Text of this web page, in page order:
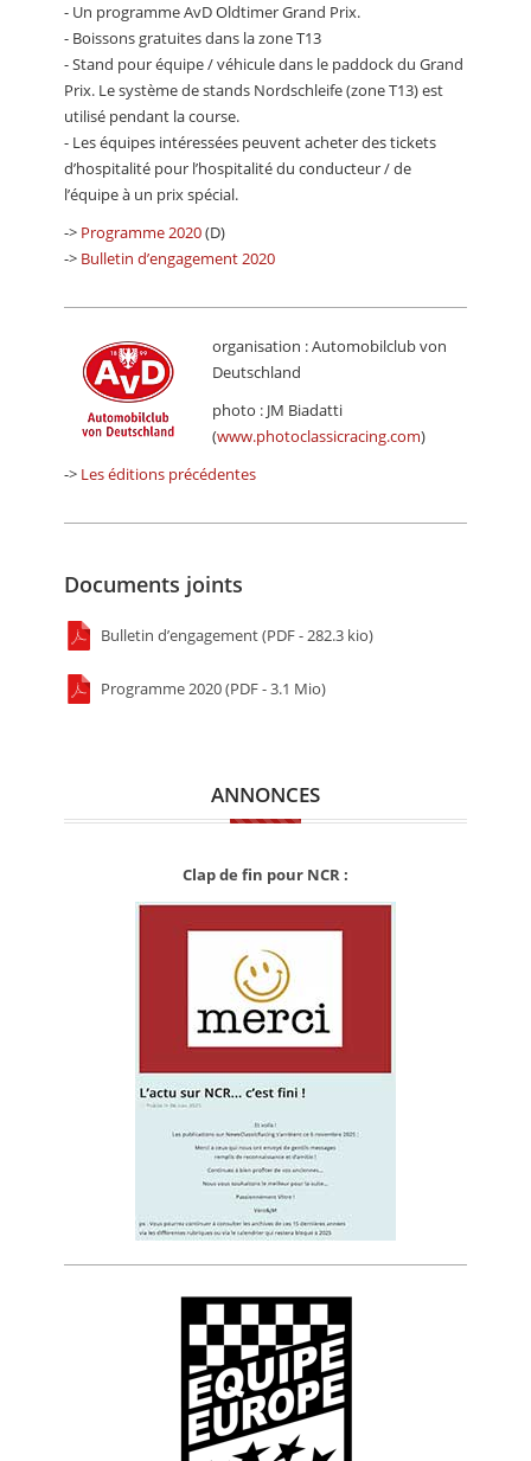
- Un programme AvD Oldtimer Grand Prix.
- Boissons gratuites dans la zone T13
- Stand pour équipe / véhicule dans le paddock du Grand
Prix. Le système de stands Nordschleife (zone T13) est
utilisé pendant la course.
- Les équipes intéressées peuvent acheter des tickets
d’hospitalité pour l’hospitalité du conducteur / de
l’équipe à un prix spécial.
-> Programme 2020(D)
-> Bulletin d’engagement 2020
organisation : Automobilclub von
Deutschland
photo : JM Biadatti
(www.photoclassicracing.com)
-> Les éditions précédentes
Documents joints
Bulletin d’engagement (PDF - 282.3 kio)
Programme 2020 (PDF - 3.1 Mio)
ANNONCES
Clap de fin pour NCR :